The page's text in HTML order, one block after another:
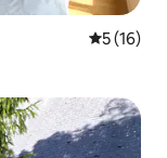
平均评分
5 (16)